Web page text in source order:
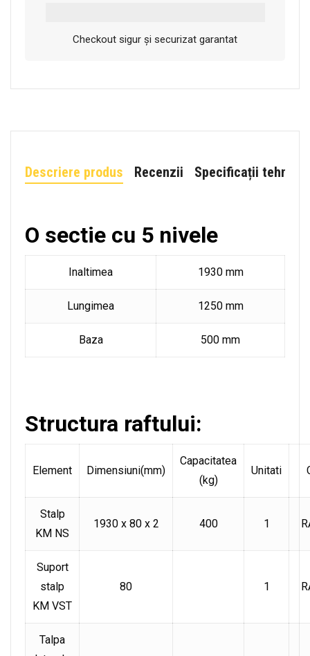
Checkout sigur și securizat garantat
Descriere produs Recenzii Specificații tehnice
O sectie cu 5 nivele
Inaltimea 1930 mm
Lungimea 1250 mm
Baza 500 mm
Structura raftului:
Element Dimensiuni(mm)
Capacitatea
(kg)
Unitati
Stalp
KM NS
1930 x 80 x 2 400 1
Suport
stalp
KM VST
80 1
Talpa